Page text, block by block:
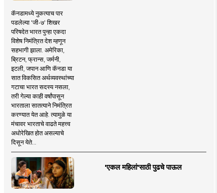
कॅनडामध्ये नुकत्याच पार
पडलेल्या 'जी-७' शिखर
परिषदेत भारत पुन्हा एकदा
विशेष निमंत्रित देश म्हणून
सहभागी झाला. अमेरिका,
ब्रिटन, फ्रान्स, जर्मनी,
इटली, जपान आणि कॅनडा या
सात विकसित अर्थव्यवस्थांच्या
गटाचा भारत सदस्य नसला,
तरी गेल्या काही वर्षांपासून
भारताला सातत्याने निमंत्रित
करण्यात येत आहे. त्यामुळे या
मंचावर भारताचे वाढते महत्त्व
अधोरेखित होत असल्याचे
दिसून येते...
'एकल महिलां'साठी पुढचे पाऊल